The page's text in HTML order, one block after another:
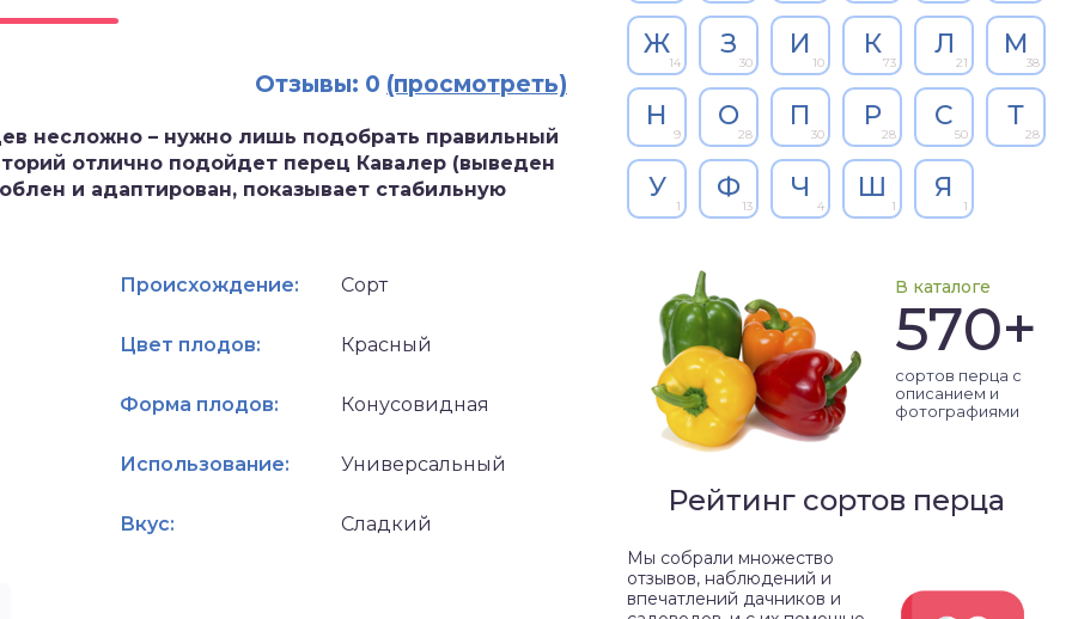
Отзывы: 0 (просмотреть)
несложно – нужно лишь подобрать правильный
отлично подойдет перец Кавалер (выведен
и адаптирован, показывает стабильную
Происхождение: Сорт
Цвет плодов: Красный
Форма плодов: Конусовидная
Использование: Универсальный
Вкус: Сладкий
Ж
14
З
30
И
10
К
73
Л
21
М
38
Н
9
О
28
П
30
Р
28
С
50
Т
28
У
1
Ф
13
Ч
4
Ш
1
Я
1
В каталоге
570+
сортов перца с
описанием и
фотографиями
Рейтинг сортов перца
Мы собрали множество
отзывов, наблюдений и
впечатлений дачников и